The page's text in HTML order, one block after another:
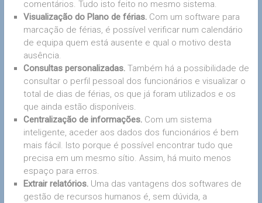
comentários. Tudo isto feito no mesmo sistema.
Visualização do Plano de férias.Com um software para
marcação de férias, é possível verificar num calendário
de equipa quem está ausente e qual o motivo desta
ausência.
Consultas personalizadas.Também há a possibilidade de
consultar o perfil pessoal dos funcionários e visualizar o
total de dias de férias, os que já foram utilizados e os
que ainda estão disponíveis.
Centralização de informações.Com um sistema
inteligente, aceder aos dados dos funcionários é bem
mais fácil. Isto porque é possível encontrar tudo que
precisa em um mesmo sítio. Assim, há muito menos
espaço para erros.
Extrair relatórios.Uma das vantagens dos softwares de
gestão de recursos humanos é, sem dúvida, a